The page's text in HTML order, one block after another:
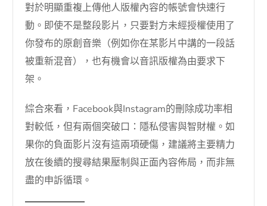
對於明顯重複上傳他人版權內容的帳號會快速行
動。即使不是整段影片，只要對方未經授權使用了
你發布的原創音樂（例如你在某影片中講的一段話
被重新混音），也有機會以音訊版權為由要求下
架。
綜合來看，Facebook與Instagram的刪除成功率相
對較低，但有兩個突破口：隱私侵害與智財權。如
果你的負面影片沒有這兩項硬傷，建議將主要精力
放在後續的搜尋結果壓制與正面內容佈局，而非無
盡的申訴循環。